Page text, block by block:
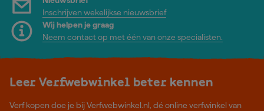
Inschrijven wekelijkse nieuwsbrief
Wij helpen je graag
Neem contact op met één van onze specialisten.
Leer Verfwebwinkel beter kennen
Verf kopen doe je bij Verfwebwinkel.nl, dé online verfwinkel van